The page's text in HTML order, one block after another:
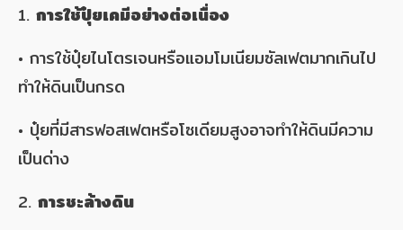
1. การใช้ปุ๋ยเคมีอย่างต่อเนื่อง
• การใช้ปุ๋ยไนโตรเจนหรือแอมโมเนียมซัลเฟตมากเกินไป
ทำให้ดินเป็นกรด
• ปุ๋ยที่มีสารฟอสเฟตหรือโซเดียมสูงอาจทำให้ดินมีความ
เป็นด่าง
2. การชะล้างดิน